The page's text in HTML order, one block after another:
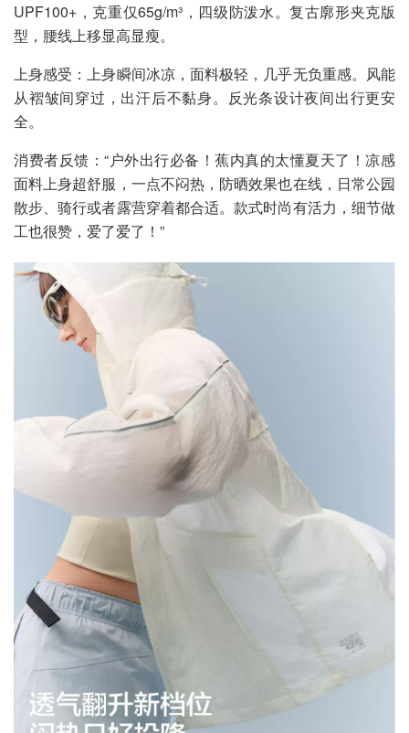
UPF100+，克重仅65g/m³，四级防泼水。复古廓形夹克版
型，腰线上移显高显瘦。
上身感受：上身瞬间冰凉，面料极轻，几乎无负重感。风能
从褶皱间穿过，出汗后不黏身。反光条设计夜间出行更安
全。
消费者反馈：“户外出行必备！蕉内真的太懂夏天了！凉感
面料上身超舒服，一点不闷热，防晒效果也在线，日常公园
散步、骑行或者露营穿着都合适。款式时尚有活力，细节做
工也很赞，爱了爱了！”